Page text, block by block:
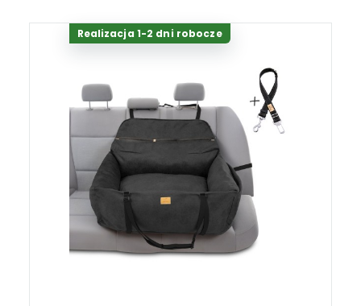
Realizacja 1-2 dni robocze